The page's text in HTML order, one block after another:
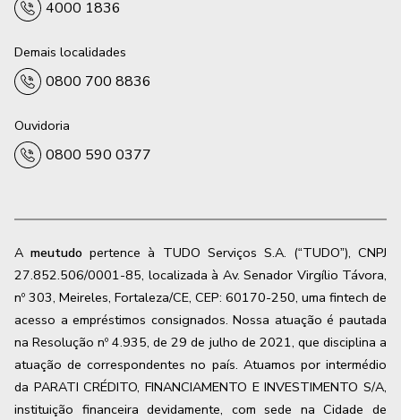
4000 1836
Demais localidades
0800 700 8836
Ouvidoria
0800 590 0377
Ameutudo pertence à TUDO Serviços S.A. (“TUDO”), CNPJ
27.852.506/0001-85, localizada à Av. Senador Virgílio Távora,
nº 303, Meireles, Fortaleza/CE, CEP: 60170-250, uma fintech de
acesso a empréstimos consignados. Nossa atuação é pautada
na Resolução nº 4.935, de 29 de julho de 2021, que disciplina a
atuação de correspondentes no país. Atuamos por intermédio
da PARATI CRÉDITO, FINANCIAMENTO E INVESTIMENTO S/A,
instituição financeira devidamente, com sede na Cidade de